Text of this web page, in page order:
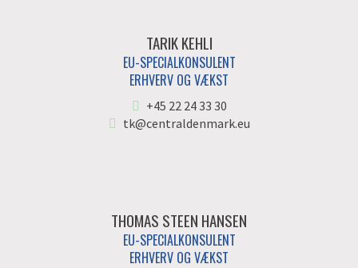
TARIK KEHLI
EU-SPECIALKONSULENT
ERHVERV OG VÆKST
+45 22 24 33 30
tk@centraldenmark.eu
THOMAS STEEN HANSEN
EU-SPECIALKONSULENT
ERHVERV OG VÆKST